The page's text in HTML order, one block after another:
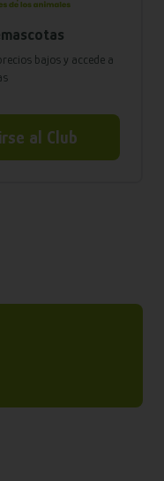
bajos y accede a
al Club